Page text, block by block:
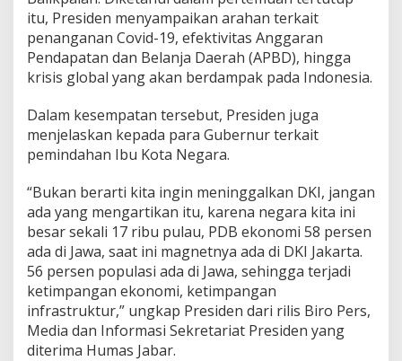
itu, Presiden menyampaikan arahan terkait
penanganan Covid-19, efektivitas Anggaran
Pendapatan dan Belanja Daerah (APBD), hingga
krisis global yang akan berdampak pada Indonesia.
Dalam kesempatan tersebut, Presiden juga
menjelaskan kepada para Gubernur terkait
pemindahan Ibu Kota Negara.
“Bukan berarti kita ingin meninggalkan DKI, jangan
ada yang mengartikan itu, karena negara kita ini
besar sekali 17 ribu pulau, PDB ekonomi 58 persen
ada di Jawa, saat ini magnetnya ada di DKI Jakarta.
56 persen populasi ada di Jawa, sehingga terjadi
ketimpangan ekonomi, ketimpangan
infrastruktur,” ungkap Presiden dari rilis Biro Pers,
Media dan Informasi Sekretariat Presiden yang
diterima Humas Jabar.